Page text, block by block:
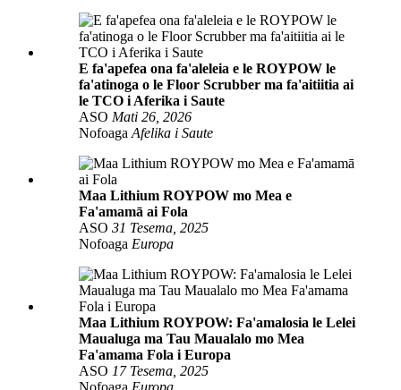
E fa'apefea ona fa'aleleia e le ROYPOW le
fa'atinoga o le Floor Scrubber ma fa'aitiitia ai
le TCO i Aferika i Saute
ASO Mati 26, 2026
Nofoaga Afelika i Saute
Maa Lithium ROYPOW mo Mea e
Fa'amamā ai Fola
ASO 31 Tesema, 2025
Nofoaga Europa
Maa Lithium ROYPOW: Fa'amalosia le Lelei
Maualuga ma Tau Maualalo mo Mea
Fa'amama Fola i Europa
ASO 17 Tesema, 2025